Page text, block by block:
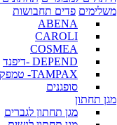
משלימים פדים תחבושות
ABENA
CAROLI
COSMEA
DEPEND -דיפנד
TAMPAX- טמפקס
סופגנים
מגן תחתון
מגן תחתון לגברים